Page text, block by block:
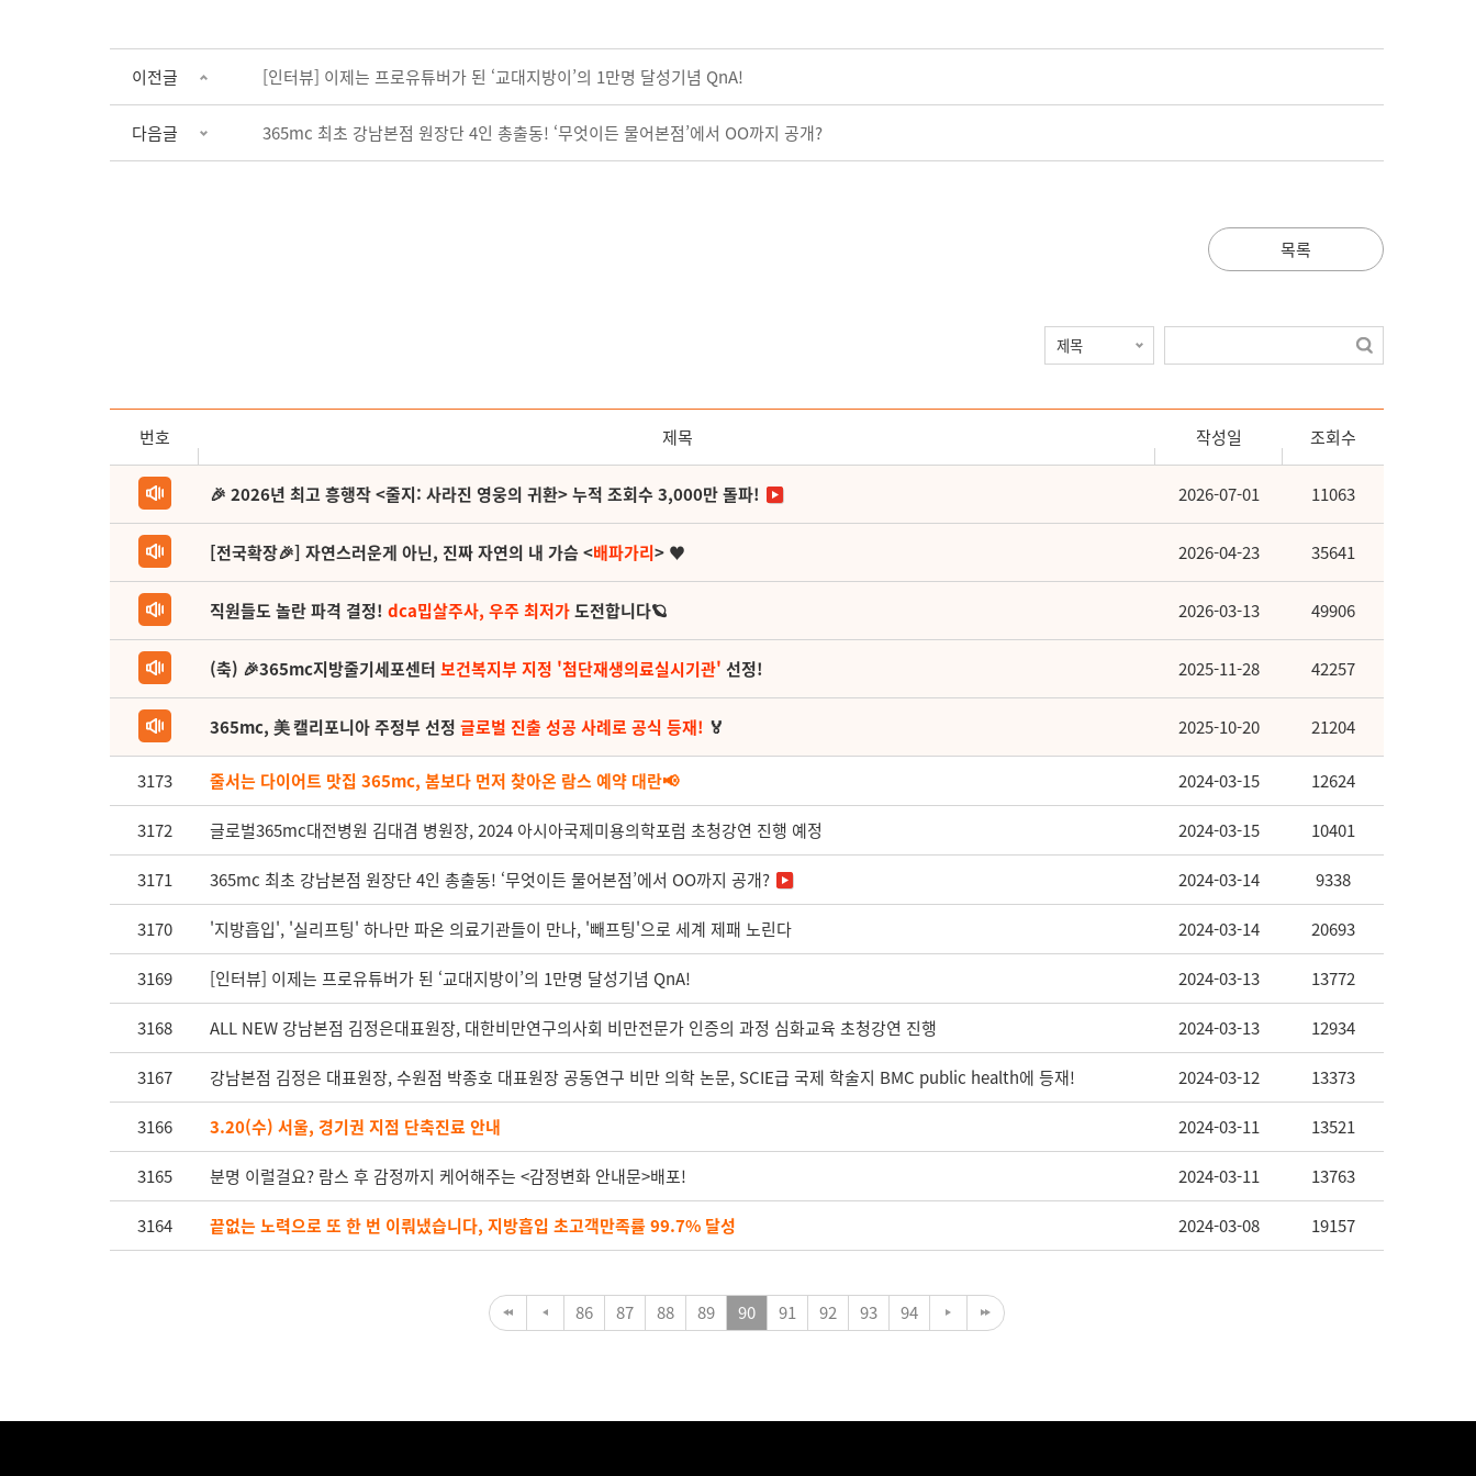
이전글 [인터뷰] 이제는 프로유튜버가 된 ‘교대지방이’의 1만명 달성기념 QnA!
다음글 365mc 최초 강남본점 원장단 4인 총출동! ‘무엇이든 물어본점’에서 OO까지 공개?
목록
번호 제목 작성일 조회수
🎉 2026년 최고 흥행작 <줄지: 사라진 영웅의 귀환> 누적 조회수 3,000만 돌파! 2026-07-01 11063
[전국확장🎉] 자연스러운게 아닌, 진짜 자연의 내 가슴 <배파가리> ♥ 2026-04-23 35641
직원들도 놀란 파격 결정! dca밉살주사, 우주 최저가도전합니다🪐 2026-03-13 49906
(축) 🎉365mc지방줄기세포센터 보건복지부 지정 '첨단재생의료실시기관' 선정! 2025-11-28 42257
365mc, 美 캘리포니아 주정부 선정 글로벌 진출 성공 사례로 공식 등재! 🏅 2025-10-20 21204
3173 줄서는 다이어트 맛집 365mc, 봄보다 먼저 찾아온 람스 예약 대란📢 2024-03-15 12624
3172 글로벌365mc대전병원 김대겸 병원장, 2024 아시아국제미용의학포럼 초청강연 진행 예정 2024-03-15 10401
3171 365mc 최초 강남본점 원장단 4인 총출동! ‘무엇이든 물어본점’에서 OO까지 공개? 2024-03-14 9338
3170 '지방흡입', '실리프팅' 하나만 파온 의료기관들이 만나, '빼프팅'으로 세계 제패 노린다 2024-03-14 20693
3169 [인터뷰] 이제는 프로유튜버가 된 ‘교대지방이’의 1만명 달성기념 QnA! 2024-03-13 13772
3168 ALL NEW 강남본점 김정은대표원장, 대한비만연구의사회 비만전문가 인증의 과정 심화교육 초청강연 진행 2024-03-13 12934
3167 강남본점 김정은 대표원장, 수원점 박종호 대표원장 공동연구 비만 의학 논문, SCIE급 국제 학술지 BMC public health에 등재! 2024-03-12 13373
3166 3.20(수) 서울, 경기권 지점 단축진료 안내 2024-03-11 13521
3165 분명 이럴걸요? 람스 후 감정까지 케어해주는 <감정변화 안내문>배포! 2024-03-11 13763
3164 끝없는 노력으로 또 한 번 이뤄냈습니다, 지방흡입 초고객만족률 99.7% 달성 2024-03-08 19157
86 87 88 89 90 91 92 93 94